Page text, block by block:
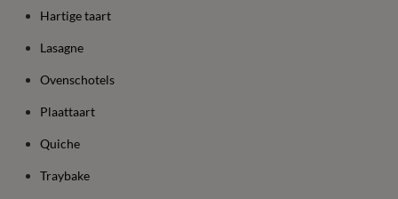
Hartige taart
Lasagne
Ovenschotels
Plaattaart
Quiche
Traybake